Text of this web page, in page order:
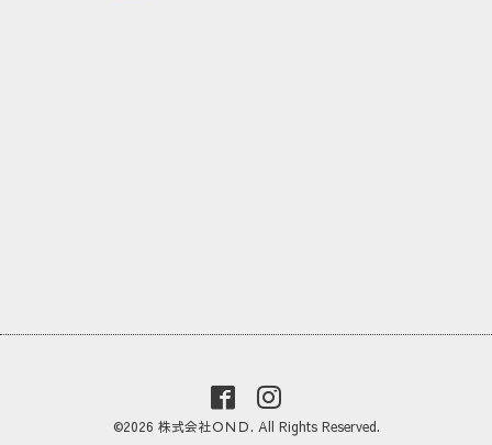
©2026 株式会社ＯＮＤ. All Rights Reserved.